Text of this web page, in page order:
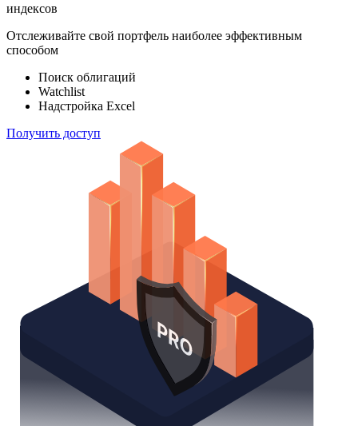
индексов
Отслеживайте свой портфель наиболее эффективным
способом
Поиск облигаций
Watchlist
Надстройка Excel
Получить доступ